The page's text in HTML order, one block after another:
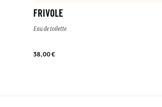
FRIVOLE
Eau de toilette
38,00 €